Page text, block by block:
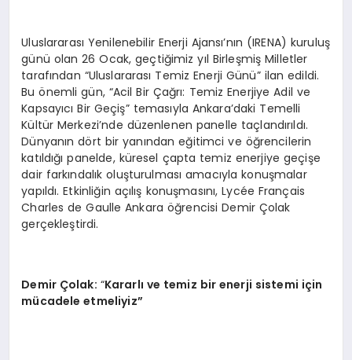
Uluslararası Yenilenebilir Enerji Ajansı’nın (IRENA) kuruluş
günü olan 26 Ocak, geçtiğimiz yıl Birleşmiş Milletler
tarafından “Uluslararası Temiz Enerji Günü” ilan edildi.
Bu önemli gün, “Acil Bir Çağrı: Temiz Enerjiye Adil ve
Kapsayıcı Bir Geçiş” temasıyla Ankara’daki Temelli
Kültür Merkezi’nde düzenlenen panelle taçlandırıldı.
Dünyanın dört bir yanından eğitimci ve öğrencilerin
katıldığı panelde, küresel çapta temiz enerjiye geçişe
dair farkındalık oluşturulması amacıyla konuşmalar
yapıldı. Etkinliğin açılış konuşmasını, Lycée Français
Charles de Gaulle Ankara öğrencisi Demir Çolak
gerçekleştirdi.
Demir Çolak: “Kararlı ve temiz bir enerji sistemi için
mücadele etmeliyiz”